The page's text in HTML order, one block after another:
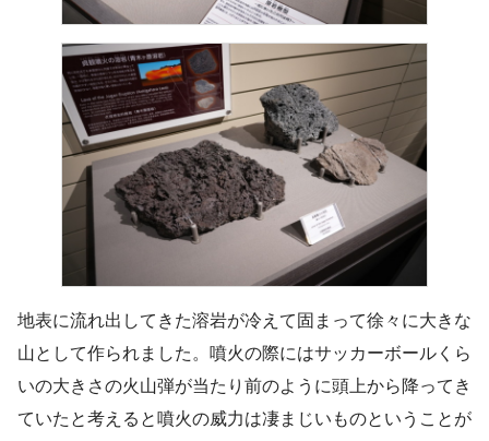
地表に流れ出してきた溶岩が冷えて固まって徐々に大きな
山として作られました。噴火の際にはサッカーボールくら
いの大きさの火山弾が当たり前のように頭上から降ってき
ていたと考えると噴火の威力は凄まじいものということが